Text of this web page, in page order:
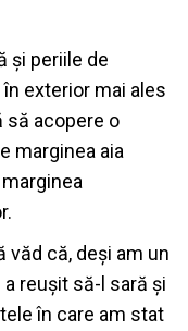
și periile de
exterior mai ales
să acopere o
marginea aia
văd că, deși am un
reușit să-l sară și
în care am stat